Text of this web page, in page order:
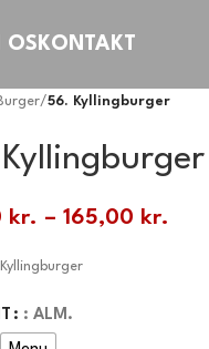
OS KONTAKT
/56. Kyllingburger
kr. – 165,00 kr.
: ALM.